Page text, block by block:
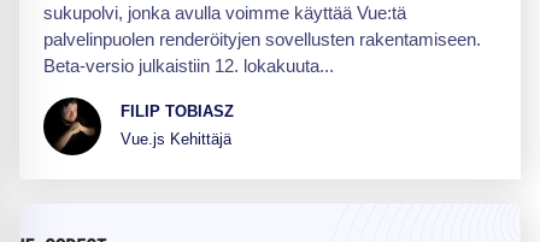
sukupolvi, jonka avulla voimme käyttää Vue:tä
palvelinpuolen renderöityjen sovellusten rakentamiseen.
Beta-versio julkaistiin 12. lokakuuta...
FILIP TOBIASZ
Vue.js Kehittäjä